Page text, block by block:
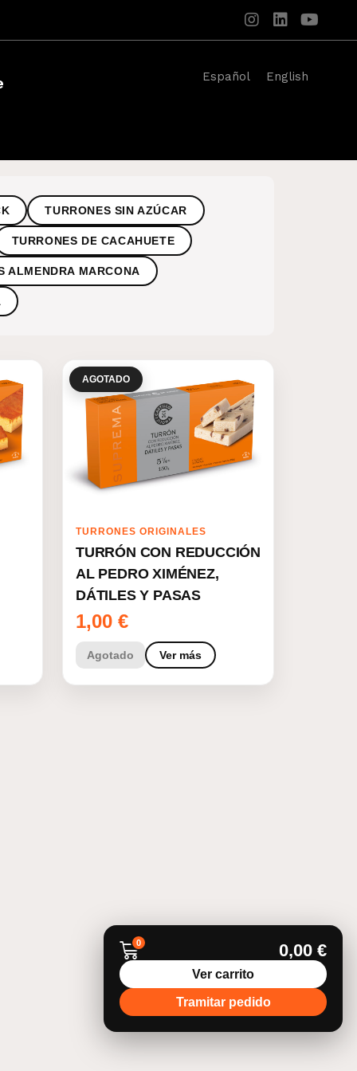
Español English
TURRONES SIN AZÚCAR
TURRONES DE CACAHUETE
ALMENDRA MARCONA
AGOTADO
TURRONES ORIGINALES
TURRÓN CON REDUCCIÓN
AL PEDRO XIMÉNEZ,
DÁTILES Y PASAS
1,00 €
Agotado Ver más
0 0,00 €
Ver carrito
Tramitar pedido